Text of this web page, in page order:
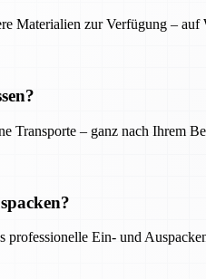
Materialien zur Verfügung –
Transporte – ganz nach Ihrem
professionelle Ein- und